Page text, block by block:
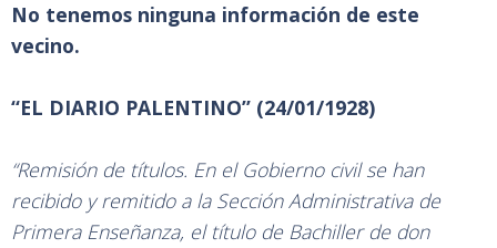
No tenemos ninguna información de este
vecino.
“EL DIARIO PALENTINO” (24/01/1928)
“Remisión de títulos. En el Gobierno civil se han
recibido y remitido a la Sección Administrativa de
Primera Enseñanza, el título de Bachiller de don